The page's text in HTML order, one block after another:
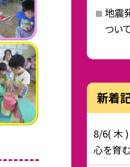
地震
ついて
新着
8/6( 木 )
心を育